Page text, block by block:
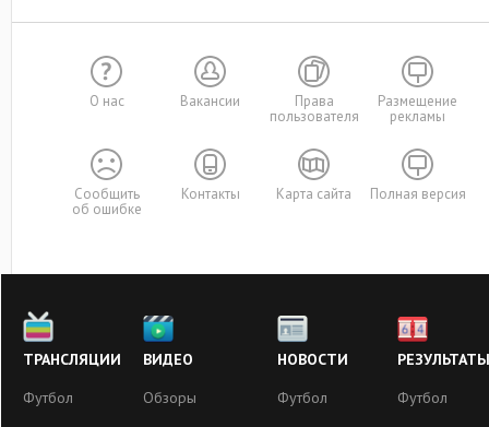
О нас Вакансии
Права
пользователя
Размещение
рекламы
Сообщить
об ошибке
Контакты Карта сайта Полная версия
ТРАНСЛЯЦИИ
Футбол
ВИДЕО
Обзоры
НОВОСТИ
Футбол
РЕЗУЛЬТАТЫ
Футбол